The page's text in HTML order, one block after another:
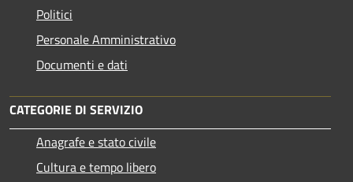
Politici
Personale Amministrativo
Documenti e dati
CATEGORIE DI SERVIZIO
Anagrafe e stato civile
Cultura e tempo libero